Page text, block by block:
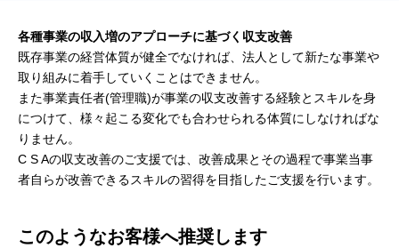
各種事業の収入増のアプローチに基づく収支改善
既存事業の経営体質が健全でなければ、法人として新たな事業や
取り組みに着手していくことはできません。
また事業責任者(管理職)が事業の収支改善する経験とスキルを身
につけて、様々起こる変化でも合わせられる体質にしなければな
りません。
C S Aの収支改善のご支援では、改善成果とその過程で事業当事
者自らが改善できるスキルの習得を目指したご支援を行います。
このようなお客様へ推奨します